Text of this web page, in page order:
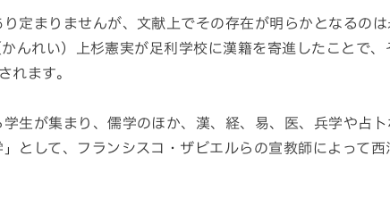
定まりませんが、文献上でその存在が明らかとなるの
んれい）上杉憲実が足利学校に漢籍を寄進したことで、
れます。
生が集まり、儒学のほか、漢、経、易、医、兵学や占
として、フランシスコ・ザビエルらの宣教師によって西